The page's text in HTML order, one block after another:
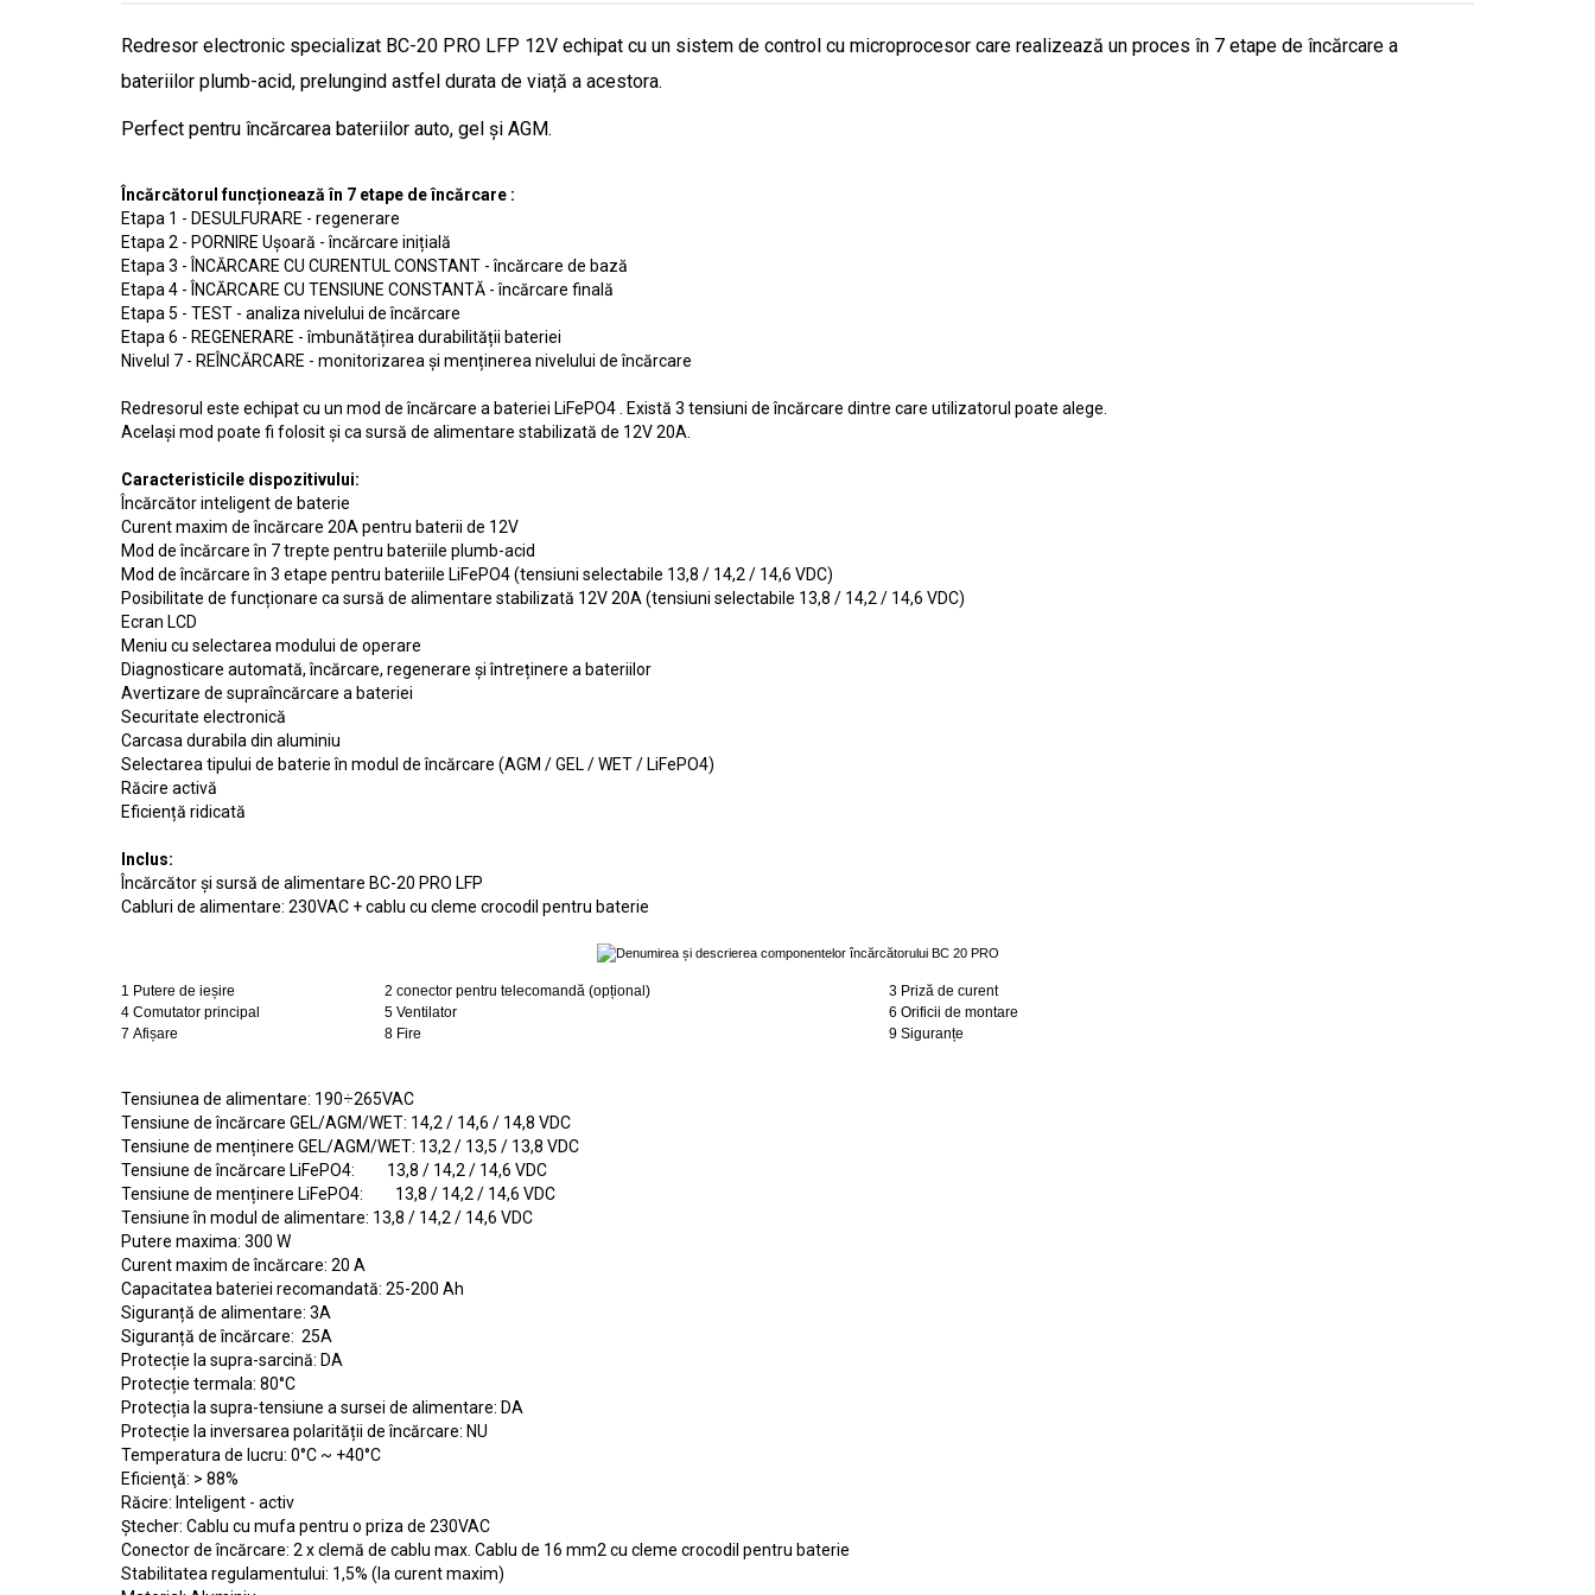
Redresor electronic specializat BC-20 PRO LFP 12V echipat cu un sistem de control cu ​​microprocesor care realizează un proces în 7 etape de încărcare a
bateriilor plumb-acid, prelungind astfel durata de viață a acestora.
Perfect pentru încărcarea bateriilor auto, gel și AGM.
Încărcătorul funcționează în 7 etape de încărcare :
Etapa 1 - DESULFURARE - regenerare
Etapa 2 - PORNIRE Ușoară - încărcare inițială
Etapa 3 - ÎNCĂRCARE CU CURENTUL CONSTANT - încărcare de bază
Etapa 4 - ÎNCĂRCARE CU TENSIUNE CONSTANTĂ - încărcare finală
Etapa 5 - TEST - analiza nivelului de încărcare
Etapa 6 - REGENERARE - îmbunătățirea durabilității bateriei
Nivelul 7 - REÎNCĂRCARE - monitorizarea și menținerea nivelului de încărcare
Redresorul este echipat cu un mod de încărcare a bateriei LiFePO4 . Există 3 tensiuni de încărcare dintre care utilizatorul poate alege.
Același mod poate fi folosit și ca sursă de alimentare stabilizată de 12V 20A.
Caracteristicile dispozitivului:
Încărcător inteligent de baterie
Curent maxim de încărcare 20A pentru baterii de 12V
Mod de încărcare în 7 trepte pentru bateriile plumb-acid
Mod de încărcare în 3 etape pentru bateriile LiFePO4 (tensiuni selectabile 13,8 / 14,2 / 14,6 VDC)
Posibilitate de funcționare ca sursă de alimentare stabilizată 12V 20A (tensiuni selectabile 13,8 / 14,2 / 14,6 VDC)
Ecran LCD
Meniu cu selectarea modului de operare
Diagnosticare automată, încărcare, regenerare și întreținere a bateriilor
Avertizare de supraîncărcare a bateriei
Securitate electronică
Carcasa durabila din aluminiu
Selectarea tipului de baterie în modul de încărcare (AGM / GEL / WET / LiFePO4)
Răcire activă
Eficiență ridicată
Inclus:
Încărcător și sursă de alimentare BC-20 PRO LFP
Cabluri de alimentare: 230VAC + cablu cu cleme crocodil pentru baterie
1 Putere de ieșire 2 conector pentru telecomandă (opțional)
3 Priză de curent
4 Comutator principal
5 Ventilator
6 Orificii de montare
7 Afișare
8 Fire 9 Siguranțe
Tensiunea de alimentare: 190÷265VAC
Tensiune de încărcare GEL/AGM/WET: 14,2 / 14,6 / 14,8 VDC
Tensiune de menținere GEL/AGM/WET: 13,2 / 13,5 / 13,8 VDC
Tensiune de încărcare LiFePO4: 13,8 / 14,2 / 14,6 VDC
Tensiune de menținere LiFePO4: 13,8 / 14,2 / 14,6 VDC
Tensiune în modul de alimentare: 13,8 / 14,2 / 14,6 VDC
Putere maxima: 300 W
Curent maxim de încărcare: 20 A
Capacitatea bateriei recomandată: 25-200 Ah
Siguranță de alimentare: 3A
Siguranță de încărcare: 25A
Protecție la supra-sarcină: DA
Protecție termala: 80°C
Protecția la supra-tensiune a sursei de alimentare: DA
Protecție la inversarea polarității de încărcare: NU
Temperatura de lucru: 0°C ~ +40°C
Eficienţă: > 88%
Răcire: Inteligent - activ
Ștecher: Cablu cu mufa pentru o priza de 230VAC
Conector de încărcare: 2 x clemă de cablu max. Cablu de 16 mm2 cu cleme crocodil pentru baterie
Stabilitatea regulamentului: 1,5% (la curent maxim)